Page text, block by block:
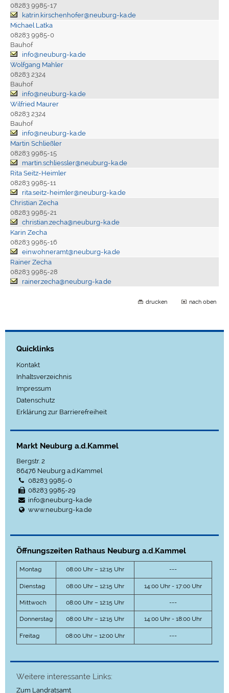
08283 9985-17
katrin.kirschenhofer@neuburg-ka.de
Michael Latka
08283 9985-0
Bauhof
info@neuburg-ka.de
Wolfgang Mahler
08283 2324
Bauhof
info@neuburg-ka.de
Wilfried Maurer
08283 2324
Bauhof
info@neuburg-ka.de
Martin Schließler
08283 9985-15
martin.schliessler@neuburg-ka.de
Rita Seitz-Heimler
08283 9985-11
rita.seitz-heimler@neuburg-ka.de
Christian Zecha
08283 9985-21
christian.zecha@neuburg-ka.de
Karin Zecha
08283 9985-16
einwohneramt@neuburg-ka.de
Rainer Zecha
08283 9985-28
rainer.zecha@neuburg-ka.de
drucken nach oben
Quicklinks
Kontakt
Inhaltsverzeichnis
Impressum
Datenschutz
Erklärung zur Barrierefreiheit
Markt Neuburg a.d.Kammel
Bergstr. 2
86476 Neuburg a.d.Kammel
08283 9985-0
08283 9985-29
info@neuburg-ka.de
www.neuburg-ka.de
Öffnungszeiten Rathaus Neuburg a.d.Kammel
Montag 08:00 Uhr – 12:15 Uhr ---
Dienstag 08:00 Uhr – 12:15 Uhr 14:00 Uhr - 17:00 Uhr
Mittwoch 08:00 Uhr – 12:15 Uhr ---
Donnerstag 08:00 Uhr – 12:15 Uhr 14:00 Uhr - 18:00 Uhr
Freitag 08:00 Uhr – 12:00 Uhr ---
Weitere interessante Links:
Zum Landratsamt